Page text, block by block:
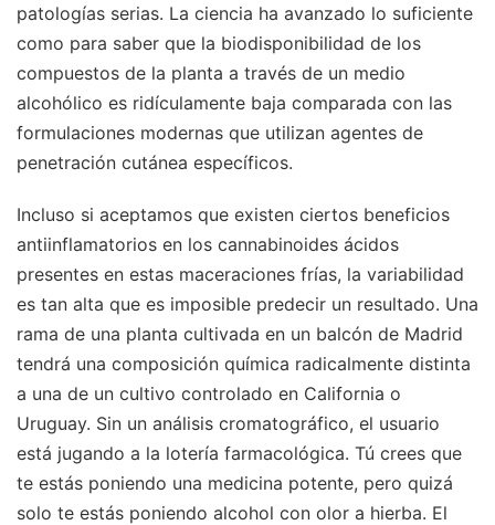
patologías serias. La ciencia ha avanzado lo suficiente
como para saber que la biodisponibilidad de los
compuestos de la planta a través de un medio
alcohólico es ridículamente baja comparada con las
formulaciones modernas que utilizan agentes de
penetración cutánea específicos.
Incluso si aceptamos que existen ciertos beneficios
antiinflamatorios en los cannabinoides ácidos
presentes en estas maceraciones frías, la variabilidad
es tan alta que es imposible predecir un resultado. Una
rama de una planta cultivada en un balcón de Madrid
tendrá una composición química radicalmente distinta
a una de un cultivo controlado en California o
Uruguay. Sin un análisis cromatográfico, el usuario
está jugando a la lotería farmacológica. Tú crees que
te estás poniendo una medicina potente, pero quizá
solo te estás poniendo alcohol con olor a hierba. El